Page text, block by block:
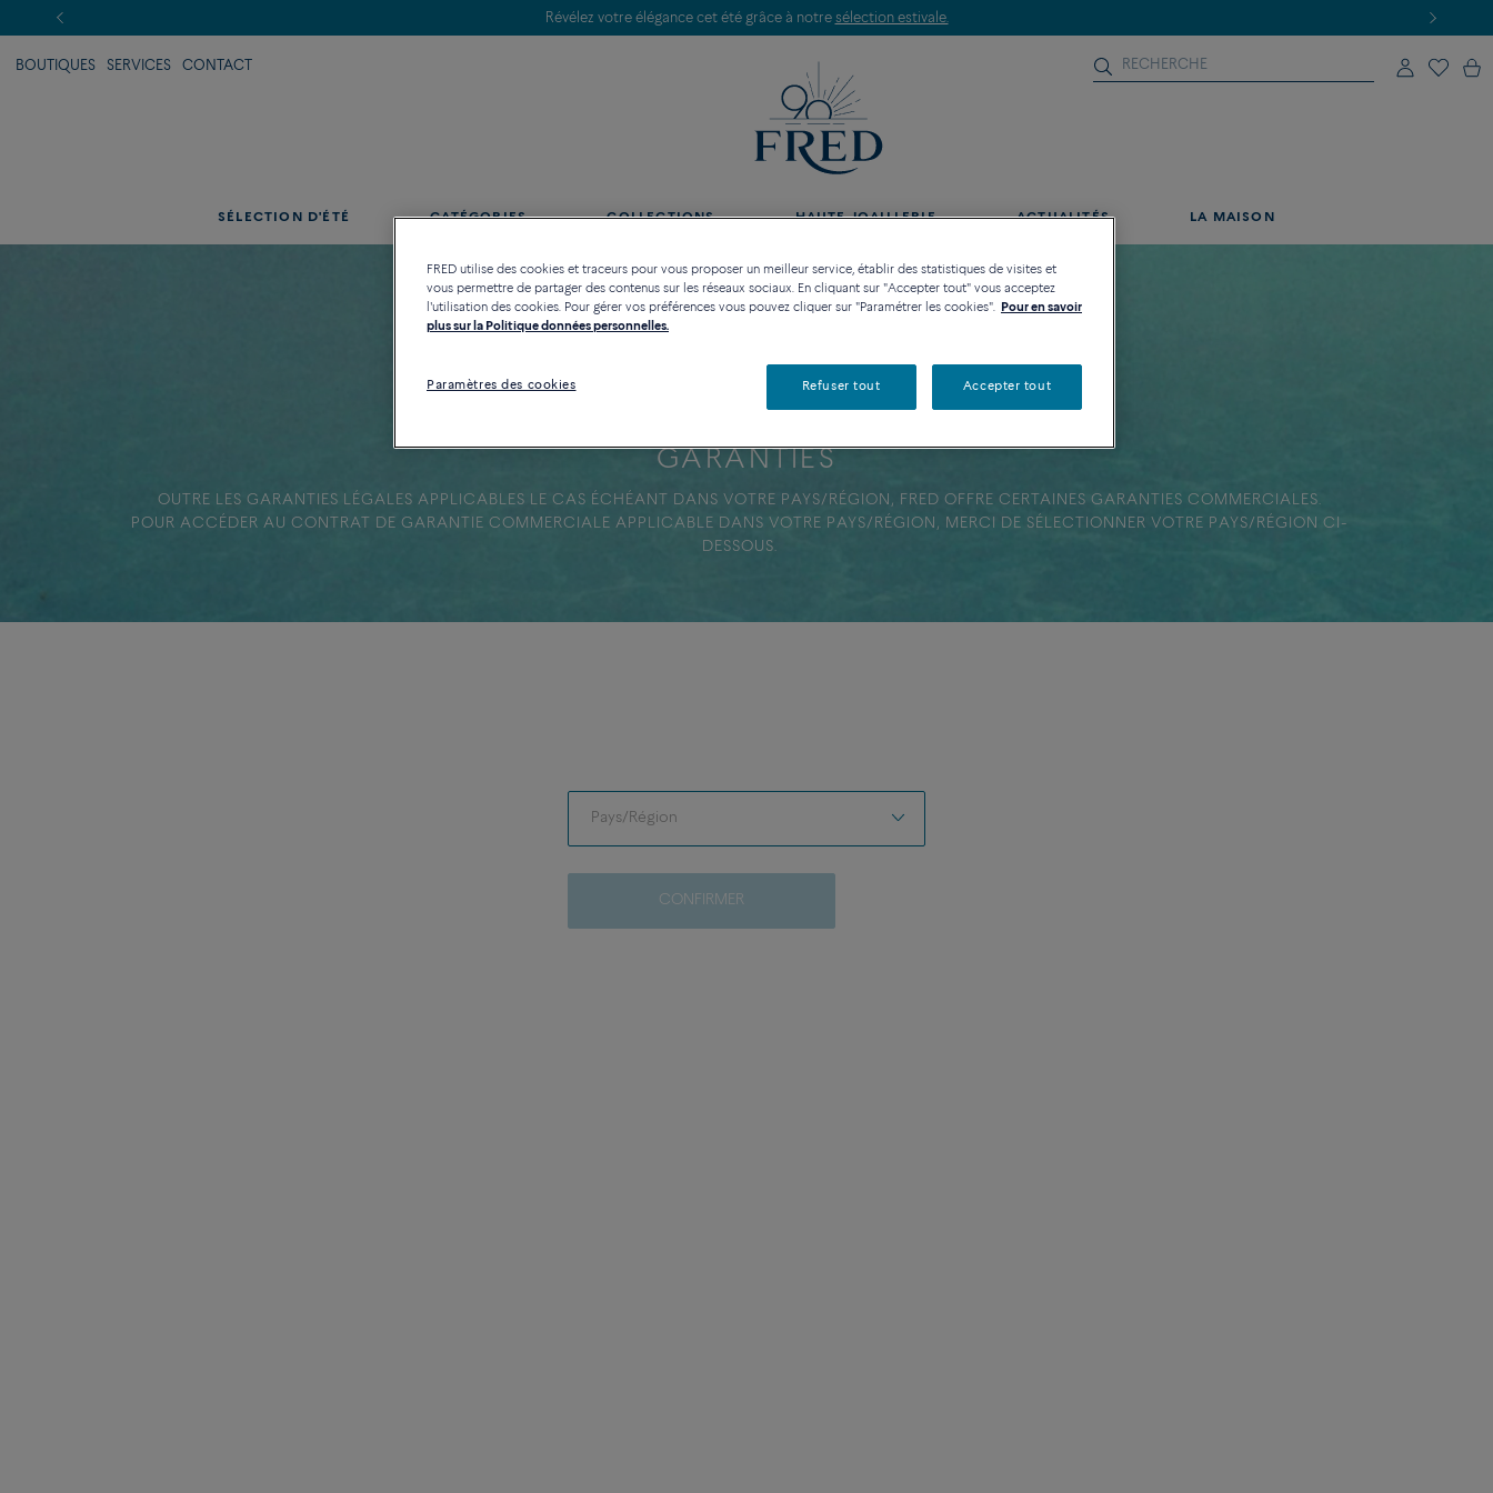
sélection estivale.
BOUTIQUES SERVICES CONTACT
SÉLECTION D'ÉTÉ CATÉGORIES COLLECTIONS HAUTE JOAILLERIE ACTUALITÉS LA MAISON
GARANTIES
OUTRE LES GARANTIES LÉGALES APPLICABLES LE CAS ÉCHÉANT DANS VOTRE PAYS/RÉGION, FRED OFFRE CERTAINES GARANTIES COMMERCIALES.
POUR ACCÉDER AU CONTRAT DE GARANTIE COMMERCIALE APPLICABLE DANS VOTRE PAYS/RÉGION, MERCI DE SÉLECTIONNER VOTRE PAYS/RÉGION CI-
DESSOUS.
Pays/Région
CONFIRMER
FRED utilise des cookies et traceurs pour vous proposer un meilleur service, établir des statistiques de visites et
vous permettre de partager des contenus sur les réseaux sociaux. En cliquant sur "Accepter tout" vous acceptez
l'utilisation des cookies. Pour gérer vos préférences vous pouvez cliquer sur "Paramétrer les cookies". Pour en savoir
plus sur la Politique données personnelles.
Paramètres des cookies Refuser tout Accepter tout